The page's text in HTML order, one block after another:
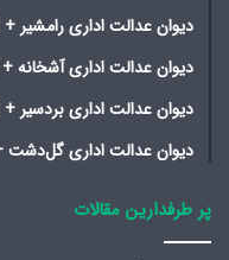
دیوان عدالت اداری
دیوان عدالت اداری
دیوان عدالت اداری
دیوان عدالت اداری
پر طرفدارین مقالات